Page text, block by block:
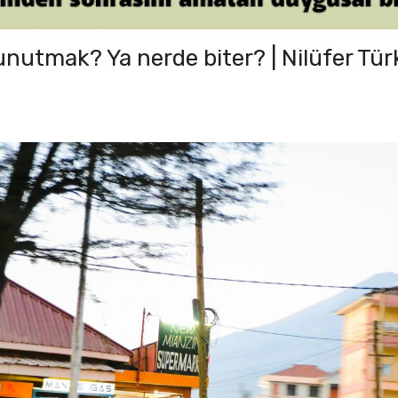
Ya nerde biter? | Nilüfer